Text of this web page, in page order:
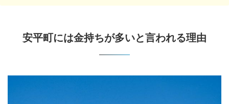
安平町には金持ちが多いと言われる理由